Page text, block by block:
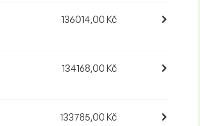
136014,00 Kč
134168,00 Kč
133785,00 Kč